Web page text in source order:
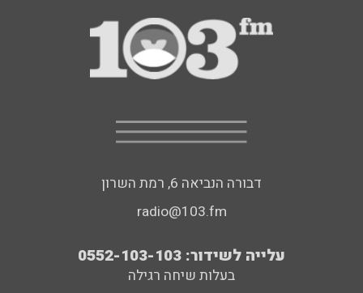
דבורה הנביאה 6, רמת השרון
radio@103.fm
עלייה לשידור: 0552-103-103
בעלות שיחה רגילה